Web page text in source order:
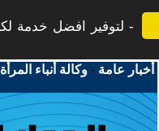
لتوفير افضل خدمة
أخبار عامة -وكالة أنباء المرأة